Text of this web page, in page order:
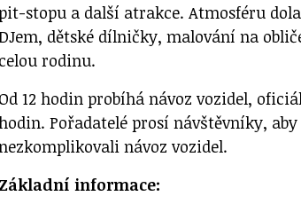
stopu a další atrakce. Atmosféru
dětské dílničky, malování na
celou rodinu.
Od 12 hodin probíhá návoz vozidel,
Pořadatelé prosí návštěvníky,
návoz vozidel.
Základní informace: